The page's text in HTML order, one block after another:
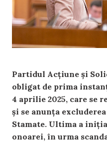
Partidul Acțiune și
obligat de prima
4 aprilie 2025, care se
și se anunța
Stamate. Ultima a
onoarei, în urma